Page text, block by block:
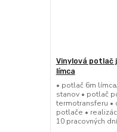
Vinylová potlač
límca
• potlač 6m
stanov • potlač
termotransferu •
potlače •
10 pracovných